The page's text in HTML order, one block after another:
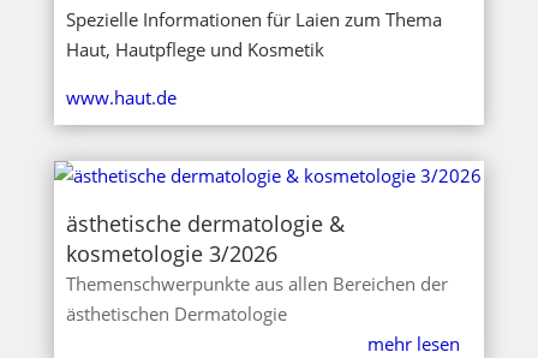
Spezielle Informationen für Laien zum Thema
Haut, Hautpflege und Kosmetik
www.haut.de
ästhetische dermatologie &
kosmetologie 3/2026
Themenschwerpunkte aus allen Bereichen der
ästhetischen Dermatologie
mehr lesen